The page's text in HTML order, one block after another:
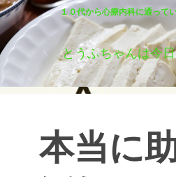
１０代から心療内科に通って
とうふちゃんは今
本当に